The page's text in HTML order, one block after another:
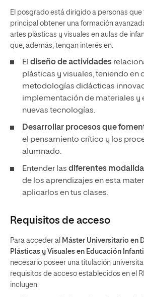
El posgrado está dirigido a personas
principal obtener una formación
artes plásticas y visuales en aulas de
que, además, tengan interés en:
El diseño de actividades
plásticas y visuales, teniendo en
metodologías didácticas
implementación de materiales y
nuevas tecnologías.
Desarrollar procesos que
el pensamiento crítico y los
alumnado.
Entender las diferentes
de los aprendizajes en esta
aplicarlos en tus clases.
Requisitos de acceso
Para acceder al Máster Universitario en
Plásticas y Visuales en Educación
necesario poseer una titulación
requisitos de acceso establecidos en el
incluyen: